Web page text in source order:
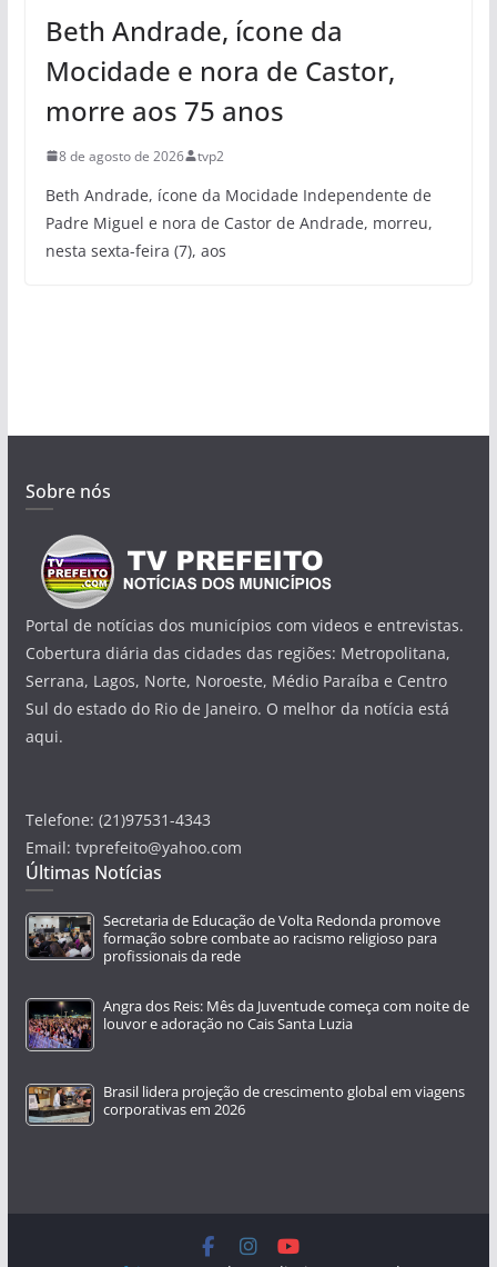
Beth Andrade, ícone da
Mocidade e nora de Castor,
morre aos 75 anos
8 de agosto de 2026 tvp2
Beth Andrade, ícone da Mocidade Independente de
Padre Miguel e nora de Castor de Andrade, morreu,
nesta sexta-feira (7), aos
Sobre nós
Portal de notícias dos municípios com videos e entrevistas.
Cobertura diária das cidades das regiões: Metropolitana,
Serrana, Lagos, Norte, Noroeste, Médio Paraíba e Centro
Sul do estado do Rio de Janeiro. O melhor da notícia está
aqui.
Telefone: (21)97531-4343
Email: tvprefeito@yahoo.com
Últimas Notícias
Secretaria de Educação de Volta Redonda promove
formação sobre combate ao racismo religioso para
profissionais da rede
Angra dos Reis: Mês da Juventude começa com noite de
louvor e adoração no Cais Santa Luzia
Brasil lidera projeção de crescimento global em viagens
corporativas em 2026